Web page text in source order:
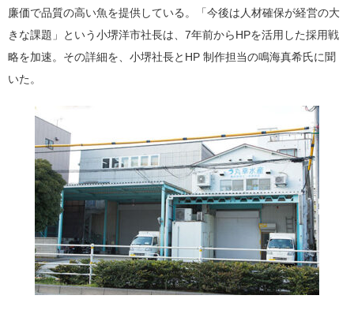
廉価で品質の高い魚を提供している。「今後は人材確保が経営の大
きな課題」という小堺洋市社長は、7年前からHPを活用した採用戦
略を加速。その詳細を、小堺社長とHP 制作担当の鳴海真希氏に聞
いた。